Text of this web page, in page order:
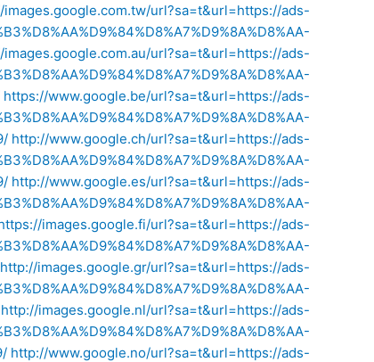
images.google.com.tw/url?sa=t&url=https://ads-
images.google.com.au/url?sa=t&url=https://ads-
https://www.google.be/url?sa=t&url=https://ads-
http://www.google.ch/url?sa=t&url=https://ads-
http://www.google.es/url?sa=t&url=https://ads-
images.google.fi/url?sa=t&url=https://ads-
http://images.google.gr/url?sa=t&url=https://ads-
http://images.google.nl/url?sa=t&url=https://ads-
http://www.google.no/url?sa=t&url=https://ads-